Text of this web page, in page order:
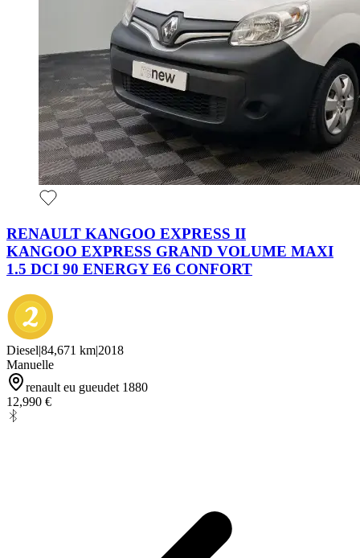
RENAULT KANGOO EXPRESS II
KANGOO EXPRESS GRAND VOLUME MAXI
1.5 DCI 90 ENERGY E6 CONFORT
Diesel|84,671 km|2018
Manuelle
renault eu gueudet 1880
12,990 €